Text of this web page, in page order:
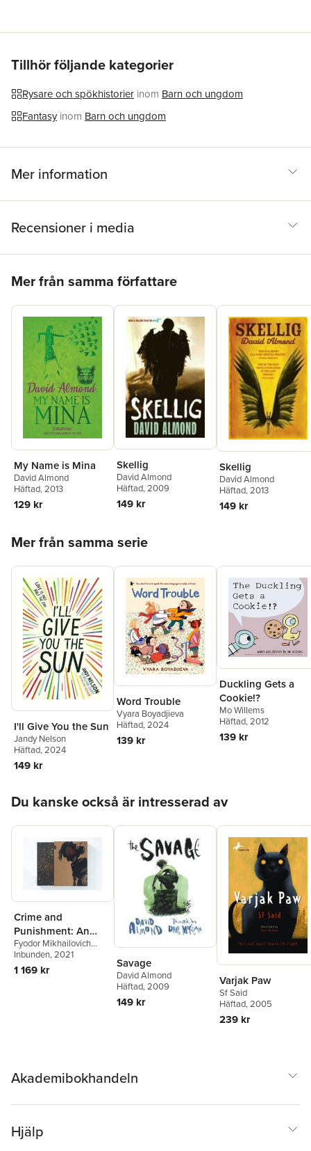
Illustratör
Dave McKean,Dave Mckean
UtmärkelserNominated for Kate Greenaway Medal (CILIP) 2020
Tillhör följande kategorier
Rysare och spökhistorier inom Barn och ungdom
Fantasy inom Barn och ungdom
Mer information
Recensioner i media
Mer från samma författare
My Name is Mina
David Almond
Häftad, 2013
129 kr
Skellig
David Almond
Häftad, 2009
149 kr
Skellig
David Almond
Häftad, 2013
149 kr
Mer från samma serie
I'll Give You the Sun
Jandy Nelson
Häftad, 2024
149 kr
Word Trouble
Vyara Boyadjieva
Häftad, 2024
139 kr
Duckling Gets a
Cookie!?
Mo Willems
Häftad, 2012
139 kr
Du kanske också är intresserad av
Crime and
Punishment: An
Illuminated Edition
Fyodor Mikhailovich
Dostoevsky
Inbunden, 2021
1 169 kr Savage
David Almond
Häftad, 2009
149 kr
Varjak Paw
Sf Said
Häftad, 2005
239 kr
Akademibokhandeln
Hjälp